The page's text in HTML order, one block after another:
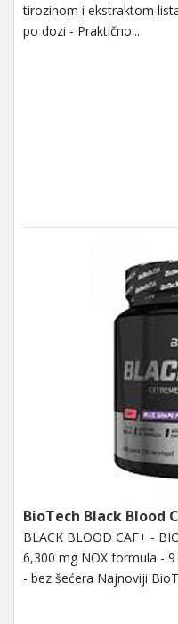
tirozinom i ekstraktom
po dozi - Praktično...
BioTech Black Blood
BLACK BLOOD CAF+ -
6,300 mg NOX formula -
- bez šećera Najnoviji